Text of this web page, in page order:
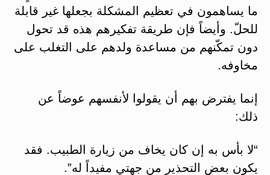
ما يساهمون في تعظيم المشكلة بجعلها غير قابلة
للحلّ. وأيضاً فإن طريقة تفكيرهم هذه قد تحول
دون تمكّنهم من مساعدة ولدهم على التغلب على
مخاوفه.
إنما يفترض بهم أن يقولوا لأنفسهم عوضاً عن
ذلك:
“لا بأس به إن كان يخاف من زيارة الطبيب. فقد
يكون بعض التحذير من جهتي مفيداً له”.